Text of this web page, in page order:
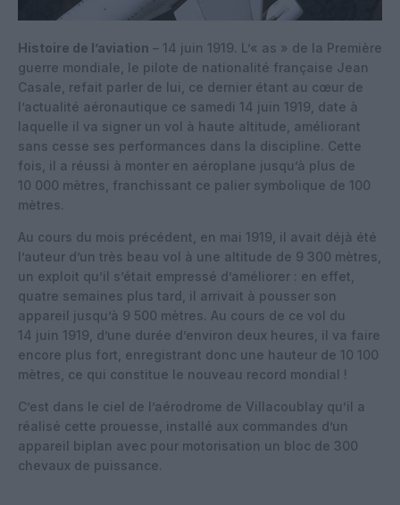
Histoire de l’aviation – 14 juin 1919. L’« as » de la Première
guerre mondiale, le pilote de nationalité française Jean
Casale, refait parler de lui, ce dernier étant au cœur de
l’actualité aéronautique ce samedi 14 juin 1919, date à
laquelle il va signer un vol à haute altitude, améliorant
sans cesse ses performances dans la discipline. Cette
fois, il a réussi à monter en aéroplane jusqu’à plus de
10 000 mètres, franchissant ce palier symbolique de 100
mètres.
Au cours du mois précédent, en mai 1919, il avait déjà été
l’auteur d’un très beau vol à une altitude de 9 300 mètres,
un exploit qu’il s’était empressé d’améliorer : en effet,
quatre semaines plus tard, il arrivait à pousser son
appareil jusqu’à 9 500 mètres. Au cours de ce vol du
14 juin 1919, d’une durée d’environ deux heures, il va faire
encore plus fort, enregistrant donc une hauteur de 10 100
mètres, ce qui constitue le nouveau record mondial !
C’est dans le ciel de l’aérodrome de Villacoublay qu’il a
réalisé cette prouesse, installé aux commandes d’un
appareil biplan avec pour motorisation un bloc de 300
chevaux de puissance.